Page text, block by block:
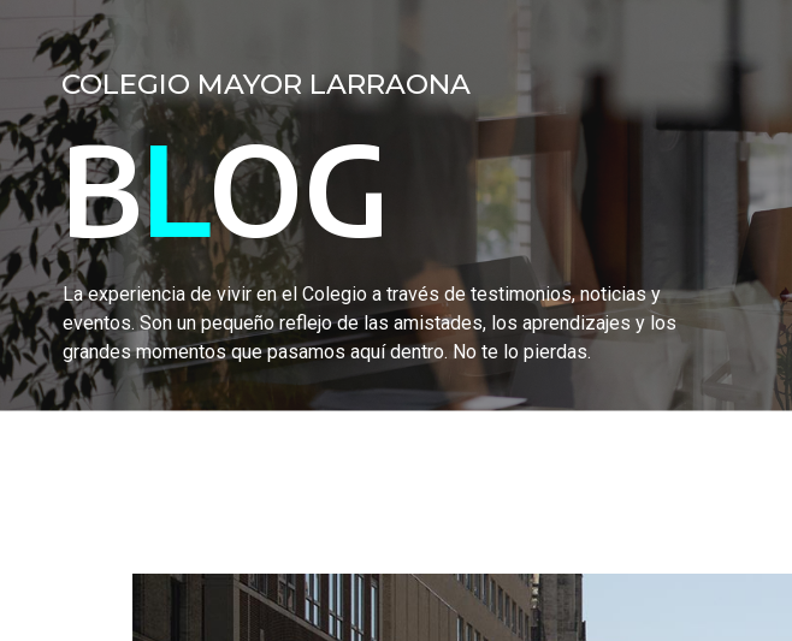
COLEGIO MAYOR LARRAONA
BLOG
La experiencia de vivir en el Colegio a través de testimonios, noticias y
eventos. Son un pequeño reflejo de las amistades, los aprendizajes y los
grandes momentos que pasamos aquí dentro. No te lo pierdas.